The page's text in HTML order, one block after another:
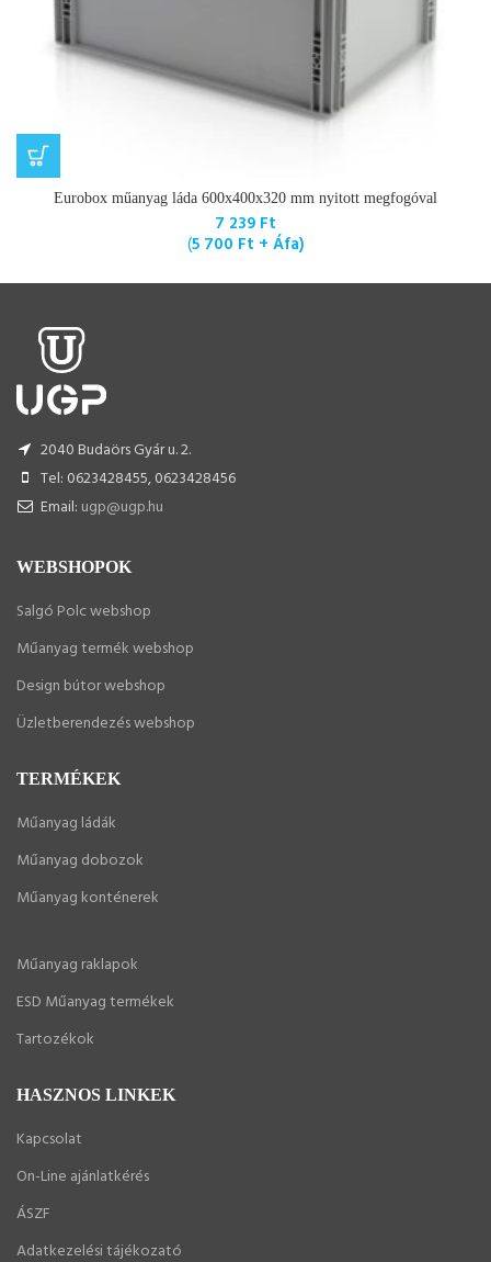
Eurobox műanyag láda 600x400x320 mm nyitott megfogóval
7 239 Ft
(5 700 Ft + Áfa)
2040 Budaörs Gyár u. 2.
Tel: 0623428455, 0623428456
Email: ugp@ugp.hu
WEBSHOPOK
Salgó Polc webshop
Műanyag termék webshop
Design bútor webshop
Üzletberendezés webshop
TERMÉKEK
Műanyag ládák
Műanyag dobozok
Műanyag konténerek
Műanyag raklapok
ESD Műanyag termékek
Tartozékok
HASZNOS LINKEK
Kapcsolat
On-Line ajánlatkérés
ÁSZF
Adatkezelési tájékozató